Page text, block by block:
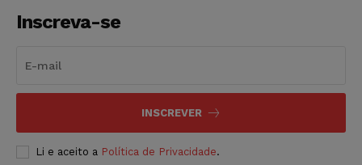
Inscreva-se
INSCREVER
Li e aceito a Política de Privacidade.